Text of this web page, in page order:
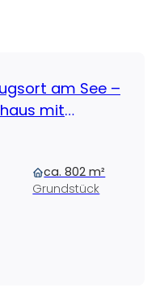
am See –
mit
ca. 802 m²
Grundstück